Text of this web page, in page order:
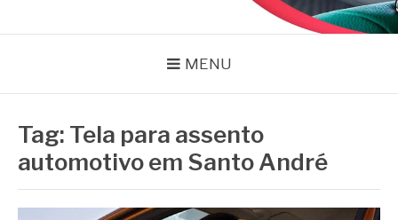
MENU
Tag: Tela para assento
automotivo em Santo André